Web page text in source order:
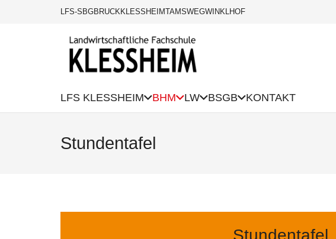
LFS-SBGBRUCKKLESSHEIMTAMSWEGWINKLHOF
LFS KLESSHEIM BHM LW BSGB KONTAKT
Stundentafel
Stundentafel